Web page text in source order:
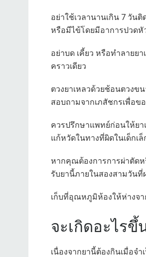
อย่าใช้เวลานานเกิน 7 วั
หรือมีไข้โดยมีอาการปวด
อย่าบด เคี้ยว หรือทำลายย
คราวเดียว
ตวงยาเหลวด้วยช้อนตวง
สอบถามจากเภสัชกรเพื่อข
ควรปรึกษาแพทย์ก่อนให้ยา
แก้หวัดในทางที่ผิดในเด็กเล็
หากคุณต้องการการผ่าตัด
รับยานี้ภายในสองสามวันที่
เก็บที่อุณหภูมิห้องให้ห่างจ
จะเกิดอะไร
เนื่องจากยานี้ต้องกินเมื่อจ